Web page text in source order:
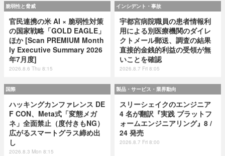
脆弱性と脅威
官民連携の米 AI × 脆弱性対策
の国家戦略「GOLD EAGLE」
ほか [Scan PREMIUM Month
ly Executive Summary 2026
年7月度]
2026.8.6 Thu 8:15
インシデント・事故
宇都宮病院職員の患者情報利
用による別医療機関のダイレ
クトメール郵送、調査の結果
直接的金銭的利益の受領が無
いことを確認
2026.8.7 Fri 8:05
国際
ハッキングカンファレンス DE
F CON、Meta式「変態メガ
ネ」全面禁止（度付きもNG）
広がるスマートグラス締め出
し
2026.8.3 Mon 8:15
製品・サービス・業界動向
スリーシェイクのエンジニア
4 名が翻訳『実践 プラットフ
ォームエンジニアリング』8 /
24 発売
2026.8.7 Fri 8:00